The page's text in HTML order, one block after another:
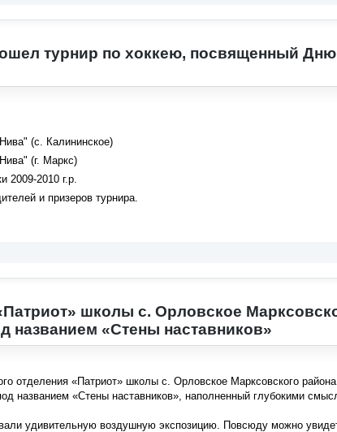
турнир по хоккею, посвященный
(с. Калининское)
(г. Маркс)
2009-2010 г.р.
и призеров турнира.
школы с. Орловское
названием «Стены наставников»
отделения «Патриот» школы с. Орловское Марксовского
названием «Стены наставников», наполненный глубокими
удивительную воздушную экспозицию. Повсюду можно